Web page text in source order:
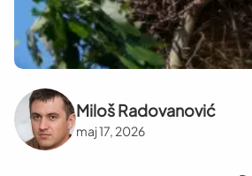
Miloš Radovanović
maj 17, 2026